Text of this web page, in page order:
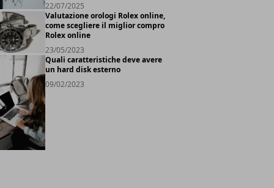
22/07/2025
Valutazione orologi Rolex online,
come scegliere il miglior compro
Rolex online
23/05/2023
Quali caratteristiche deve avere
un hard disk esterno
09/02/2023